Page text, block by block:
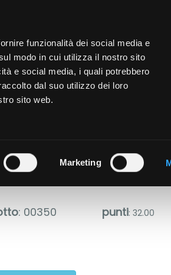
funzionalità dei social media e
modo in cui utilizza il nostro sito
e social media, i quali potrebbero
dal suo utilizzo dei loro
sito web.
Marketing
CURA DELLA PERSONA
BOOST
: 00350 punti: 32.00